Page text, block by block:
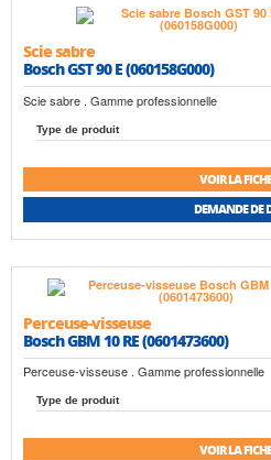
Scie sabre
Bosch GST 90 E (060158G000)
Scie sabre . Gamme professionnelle
Type de produit
VOIR LA
DEMANDE DE
Perceuse-visseuse
Bosch GBM 10 RE (0601473600)
Perceuse-visseuse . Gamme professionnelle
Type de produit
VOIR LA